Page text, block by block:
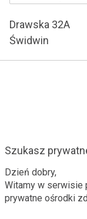
Drawska 32A
Świdwin
Szukasz
Dzień dobry,
Witamy w serwisie
prywatne ośrodki